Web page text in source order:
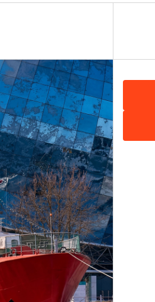
театр эстрады
КАРТА
Калининградский областной